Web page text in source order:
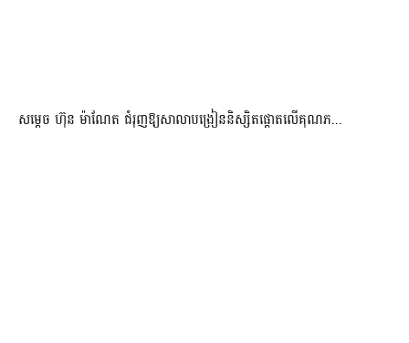
សម្តេច ហ៊ុន ម៉ាណែត ជំរុញឱ្យសាលាបង្រៀននិស្សិតផ្តោតលើគុណភ...